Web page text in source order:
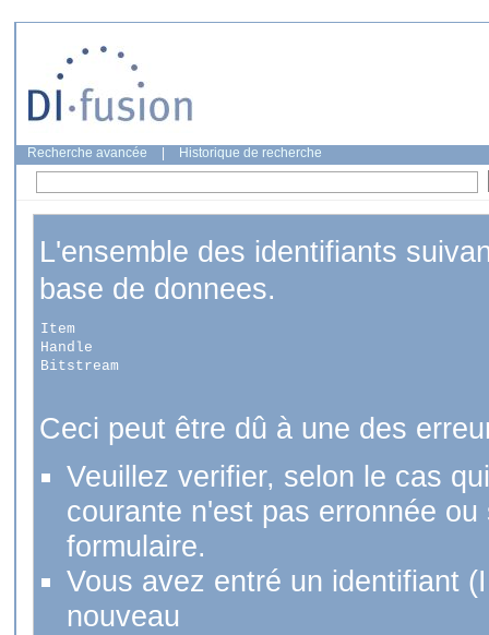
Recherche avancée Historique de recherche
L'ensemble des identifiants
base de donnees.
Item
Handle
Bitstream
Ceci peut être dû à une des
Veuillez verifier, selon le cas
courante n'est pas erronnée
formulaire.
Vous avez entré un identifiant
nouveau